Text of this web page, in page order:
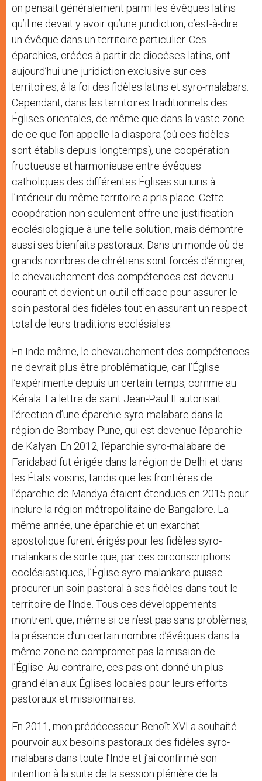
on pensait généralement parmi les évêques latins
qu’il ne devait y avoir qu’une juridiction, c’est-à-dire
un évêque dans un territoire particulier. Ces
éparchies, créées à partir de diocèses latins, ont
aujourd’hui une juridiction exclusive sur ces
territoires, à la foi des fidèles latins et syro-malabars.
Cependant, dans les territoires traditionnels des
Églises orientales, de même que dans la vaste zone
de ce que l’on appelle la diaspora (où ces fidèles
sont établis depuis longtemps), une coopération
fructueuse et harmonieuse entre évêques
catholiques des différentes Églises sui iuris à
l’intérieur du même territoire a pris place. Cette
coopération non seulement offre une justification
ecclésiologique à une telle solution, mais démontre
aussi ses bienfaits pastoraux. Dans un monde où de
grands nombres de chrétiens sont forcés d’émigrer,
le chevauchement des compétences est devenu
courant et devient un outil efficace pour assurer le
soin pastoral des fidèles tout en assurant un respect
total de leurs traditions ecclésiales.
En Inde même, le chevauchement des compétences
ne devrait plus être problématique, car l’Église
l’expérimente depuis un certain temps, comme au
Kérala. La lettre de saint Jean-Paul II autorisait
l’érection d’une éparchie syro-malabare dans la
région de Bombay-Pune, qui est devenue l’éparchie
de Kalyan. En 2012, l’éparchie syro-malabare de
Faridabad fut érigée dans la région de Delhi et dans
les États voisins, tandis que les frontières de
l’éparchie de Mandya étaient étendues en 2015 pour
inclure la région métropolitaine de Bangalore. La
même année, une éparchie et un exarchat
apostolique furent érigés pour les fidèles syro-
malankars de sorte que, par ces circonscriptions
ecclésiastiques, l’Église syro-malankare puisse
procurer un soin pastoral à ses fidèles dans tout le
territoire de l’Inde. Tous ces développements
montrent que, même si ce n’est pas sans problèmes,
la présence d’un certain nombre d’évêques dans la
même zone ne compromet pas la mission de
l’Église. Au contraire, ces pas ont donné un plus
grand élan aux Églises locales pour leurs efforts
pastoraux et missionnaires.
En 2011, mon prédécesseur Benoît XVI a souhaité
pourvoir aux besoins pastoraux des fidèles syro-
malabars dans toute l’Inde et j’ai confirmé son
intention à la suite de la session plénière de la